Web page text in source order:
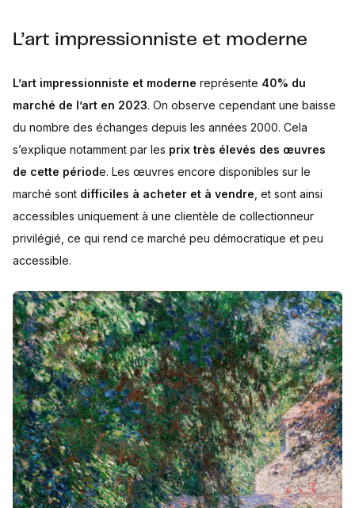
L’art impressionniste et moderne
L’art impressionniste et moderne représente 40% du
marché de l’art en 2023. On observe cependant une baisse
du nombre des échanges depuis les années 2000. Cela
s’explique notamment par les prix très élevés des œuvres
de cette période. Les œuvres encore disponibles sur le
marché sont difficiles à acheter et à vendre , et sont ainsi
accessibles uniquement à une clientèle de collectionneur
privilégié, ce qui rend ce marché peu démocratique et peu
accessible.